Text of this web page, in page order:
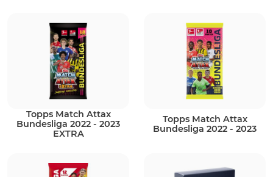
Topps Match Attax
Bundesliga 2022 - 2023
EXTRA
Topps Match Attax
Bundesliga 2022 - 2023